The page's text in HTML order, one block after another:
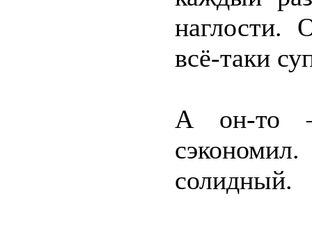
наглости.
всё-таки
А он-то
солидный.